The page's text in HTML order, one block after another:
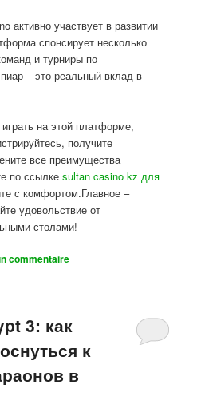
активно участвует в развитии
спонсирует несколько
и турниры по
– это реальный вклад в
на этой платформе,
получите
все преимущества
по ссылкеsultan casino kz для
с комфортом.Главное –
удовольствие от
столами!
commentaire
3: как
к
в